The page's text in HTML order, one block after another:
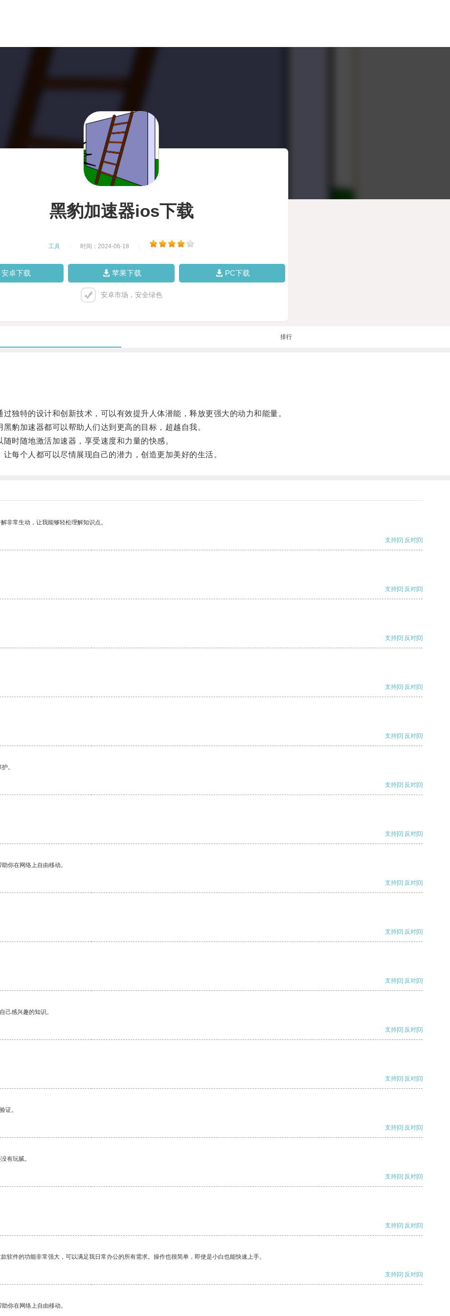
黑豹加速器ios下载
工具 时间：2024-06-18
安卓下载 苹果下载 PC下载
安卓市场，安全绿色
排行
特的设计和创新技术，可以有效提升人体潜能，释放更强大的动力和能量。
加速器都可以帮助人们达到更高的目标，超越自我。
随地激活加速器，享受速度和力量的快感。
个人都可以尽情展现自己的潜力，创造更加美好的生活。
非常生动，让我能够轻松理解知识点。
支持[0] 反对[0]
支持[0] 反对[0]
支持[0] 反对[0]
支持[0] 反对[0]
支持[0] 反对[0]
。
支持[0] 反对[0]
支持[0] 反对[0]
你在网络上自由移动。
支持[0] 反对[0]
支持[0] 反对[0]
支持[0] 反对[0]
己感兴趣的知识。
支持[0] 反对[0]
支持[0] 反对[0]
证。
支持[0] 反对[0]
有玩腻。
支持[0] 反对[0]
支持[0] 反对[0]
件的功能非常强大，可以满足我日常办公的所有需求。操作也很简单，即使是小白也能快速上手。
支持[0] 反对[0]
你在网络上自由移动。